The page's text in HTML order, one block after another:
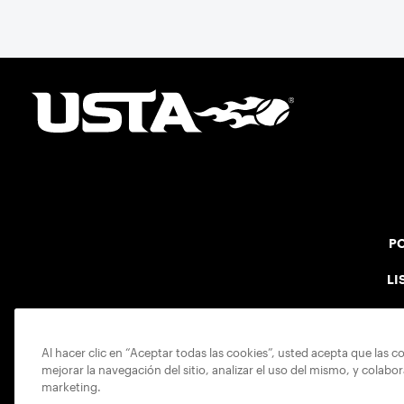
Al hacer clic en “Aceptar todas las cookies”, usted acepta que las
mejorar la navegación del sitio, analizar el uso del mismo, y
marketing.